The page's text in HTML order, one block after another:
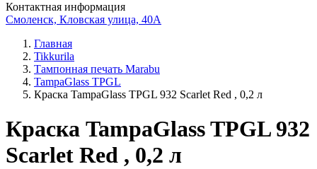
Контактная информация
Смоленск, Кловская улица, 40А
Главная
Tikkurila
Тампонная печать Marabu
TampaGlass TPGL
Краска TampaGlass TPGL 932 Scarlet Red , 0,2 л
Краска TampaGlass TPGL 932
Scarlet Red , 0,2 л